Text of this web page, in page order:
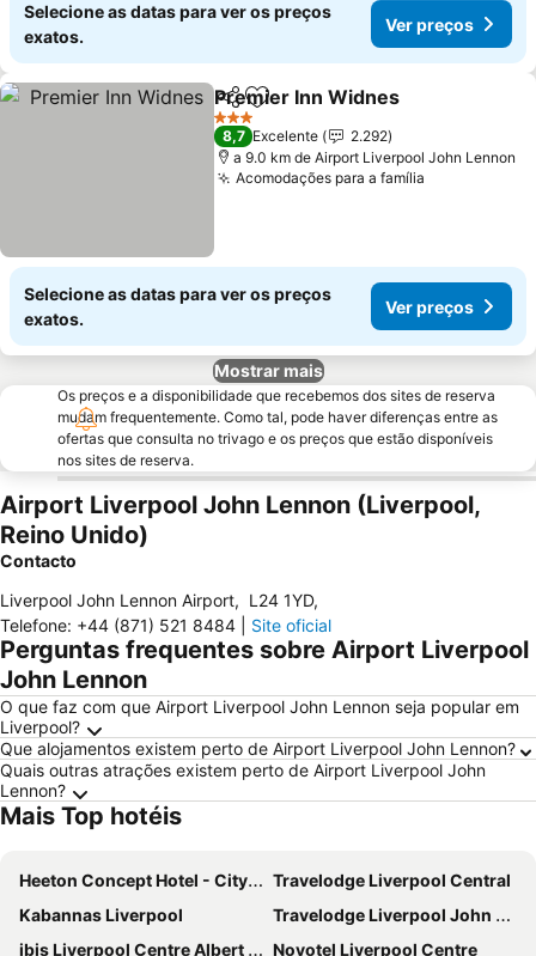
Selecione as datas para ver os preços
exatos.
Ver preços
PartilharAdicionar aos favoritos
Premier Inn Widnes
3 Estrelas
8,7 Excelente
2.292
a 9.0 km de Airport Liverpool John Lennon
Acomodações para a família
Selecione as datas para ver os preços
exatos.
Ver preços
Mostrar mais
Os preços e a disponibilidade que recebemos dos sites de reserva
mudam frequentemente. Como tal, pode haver diferenças entre as
ofertas que consulta no trivago e os preços que estão disponíveis
nos sites de reserva.
Airport Liverpool John Lennon (Liverpool,
Reino Unido)
Contacto
Liverpool John Lennon Airport, L24 1YD,
Telefone: +44 (871) 521 8484 Site oficial
Perguntas frequentes sobre Airport Liverpool
John Lennon
O que faz com que Airport Liverpool John Lennon seja popular em
Liverpool?
Que alojamentos existem perto de Airport Liverpool John Lennon?
Quais outras atrações existem perto de Airport Liverpool John
Lennon?
Mais Top hotéis
Heeton Concept Hotel - City Centre Liverpool
Travelodge Liverpool Central
Kabannas Liverpool
Travelodge Liverpool John Lennon Airport
ibis Liverpool Centre Albert Dock - Liverpool One
Novotel Liverpool Centre